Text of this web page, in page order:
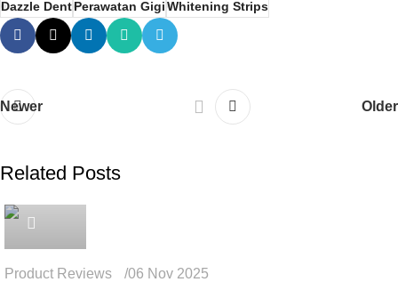
Dazzle DentPerawatan GigiWhitening Strips
Newer Older
Related Posts
Product Reviews 06 Nov 2025